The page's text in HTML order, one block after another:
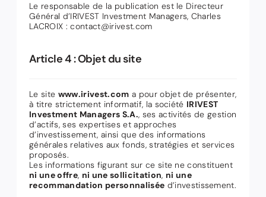
Le responsable de la publication est le Directeur
Général d’IRIVEST Investment Managers, Charles
LACROIX : contact@irivest.com
Article 4 : Objet du site
Le site www.irivest.com a pour objet de présenter,
à titre strictement informatif, la société IRIVEST
Investment Managers S.A., ses activités de gestion
d’actifs, ses expertises et approches
d’investissement, ainsi que des informations
générales relatives aux fonds, stratégies et services
proposés.
Les informations figurant sur ce site ne constituent
ni une offre, ni une sollicitation, ni une
recommandation personnalisée d’investissement.